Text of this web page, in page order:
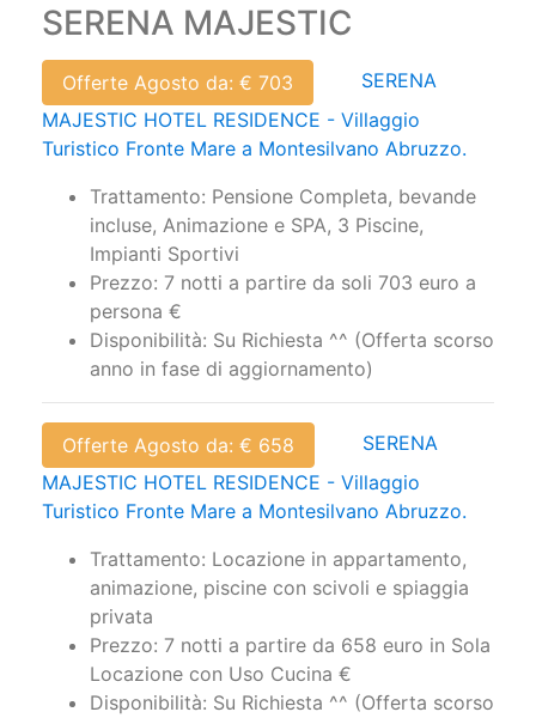
SERENA MAJESTIC
Offerte Agosto da: € 703
SERENA
MAJESTIC HOTEL RESIDENCE - Villaggio
Turistico Fronte Mare a Montesilvano Abruzzo.
Trattamento: Pensione Completa, bevande
incluse, Animazione e SPA, 3 Piscine,
Impianti Sportivi
Prezzo: 7 notti a partire da soli 703 euro a
persona €
Disponibilità: Su Richiesta ^^ (Offerta scorso
anno in fase di aggiornamento)
Offerte Agosto da: € 658
SERENA
MAJESTIC HOTEL RESIDENCE - Villaggio
Turistico Fronte Mare a Montesilvano Abruzzo.
Trattamento: Locazione in appartamento,
animazione, piscine con scivoli e spiaggia
privata
Prezzo: 7 notti a partire da 658 euro in Sola
Locazione con Uso Cucina €
Disponibilità: Su Richiesta ^^ (Offerta scorso